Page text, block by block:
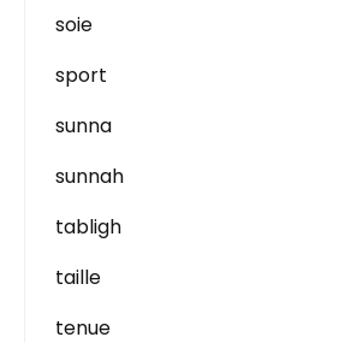
soie
sport
sunna
sunnah
tabligh
taille
tenue